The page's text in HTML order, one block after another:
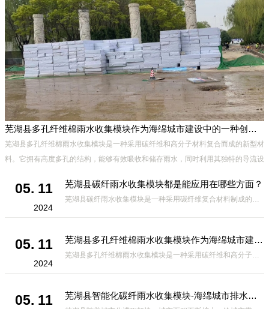
芜湖县多孔纤维棉雨水收集模块作为海绵城市建设中的一种创新材料
芜湖县多孔纤维棉雨水收集模块是一种采用碳纤维和高分子材料复合而成的新型材
料。它拥有高度多孔的结构，能够有效吸收和储存雨水，同时利用其独特的导流设
05. 11
2024
芜湖县碳纤雨水收集模块都是能应用在哪些方面？
芜湖县碳纤雨水收集模块是一种采用碳纤维复合材料制成的雨水收集装置，具有*、环保、可持续等诸多优点。这种模块的设计独特，结构轻巧且强度高，耐腐蚀，能够在各种环境条件下稳定运行。其广泛的应用领域不仅体现在城市规
05. 11
2024
芜湖县多孔纤维棉雨水收集模块作为海绵城市建设中的一种创新材料
芜湖县多孔纤维棉雨水收集模块是一种采用碳纤维和高分子材料复合而成的新型材料。它拥有高度多孔的结构，能够有效吸收和储存雨水，同时利用其独特的导流设计，将雨水迅速排出，有效防止城市内涝的发生。此外，该材料还具有
05. 11 芜湖县智能化碳纤雨水收集模块-海绵城市排水蓄水系统的优选项